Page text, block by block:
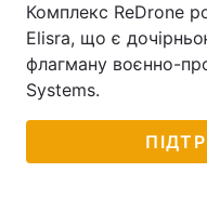
Комплекс ReDrone
Elisra, що є
флагману воєнно-
Systems.